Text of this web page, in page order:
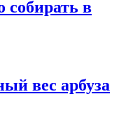
собирать в
вес арбуза